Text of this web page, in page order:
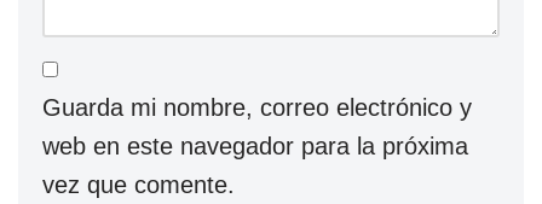
Guarda mi nombre, correo electrónico y
web en este navegador para la próxima
vez que comente.